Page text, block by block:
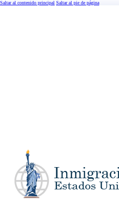
Saltar al contenido principal Saltar al pie de página